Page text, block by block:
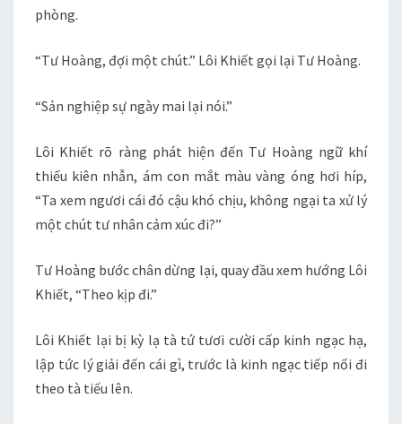
phòng.
“Tư Hoàng, đợi một chút.” Lôi Khiết gọi lại Tư Hoàng.
“Sản nghiệp sự ngày mai lại nói.”
Lôi Khiết rõ ràng phát hiện đến Tư Hoàng ngữ khí
thiếu kiên nhẫn, ám con mắt màu vàng óng hơi híp,
“Ta xem ngươi cái đó cậu khó chịu, không ngại ta xử lý
một chút tư nhân cảm xúc đi?”
Tư Hoàng bước chân dừng lại, quay đầu xem hướng Lôi
Khiết, “Theo kịp đi.”
Lôi Khiết lại bị kỳ lạ tà tứ tươi cười cấp kinh ngạc hạ,
lập tức lý giải đến cái gì, trước là kinh ngạc tiếp nối đi
theo tà tiếu lên.